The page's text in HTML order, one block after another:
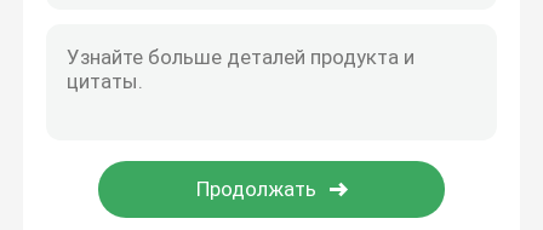
фильтры очистителя воздуха
коробка пропуска